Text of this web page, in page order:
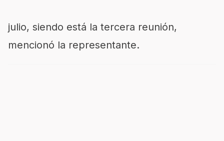
julio, siendo está la tercera reunión,
mencionó la representante.